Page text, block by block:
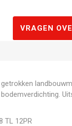
VRAGEN
TL 12PR